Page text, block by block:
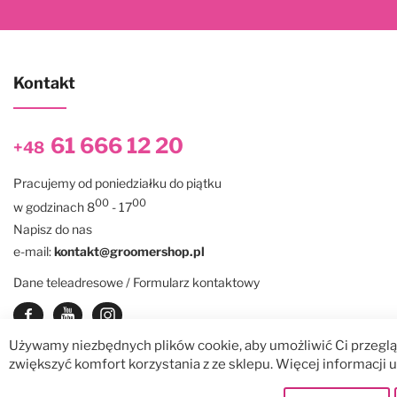
Kontakt
+48 61 666 12 20
Pracujemy od poniedziałku do piątku
w godzinach 800 - 1700
Napisz do nas
e-mail:kontakt@groomershop.pl
Dane teleadresowe / Formularz kontaktowy
Zobacz nasz Facebook
Zobacz nasz kanał Youtube
See our instagram
Używamy niezbędnych plików cookie, aby umożliwić Ci
zwiększyć komfort korzystania z ze sklepu. Więcej informacji